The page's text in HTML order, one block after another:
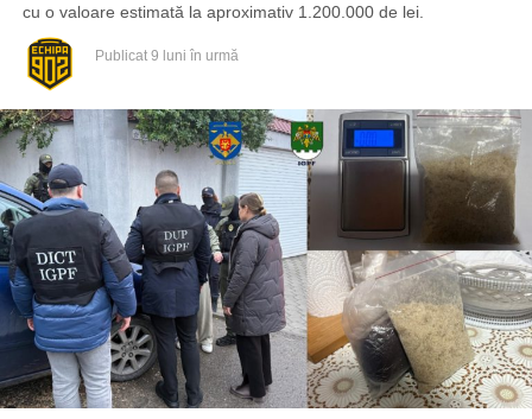
cu o valoare estimată la aproximativ 1.200.000 de lei.
Publicat 9 luni în urmă